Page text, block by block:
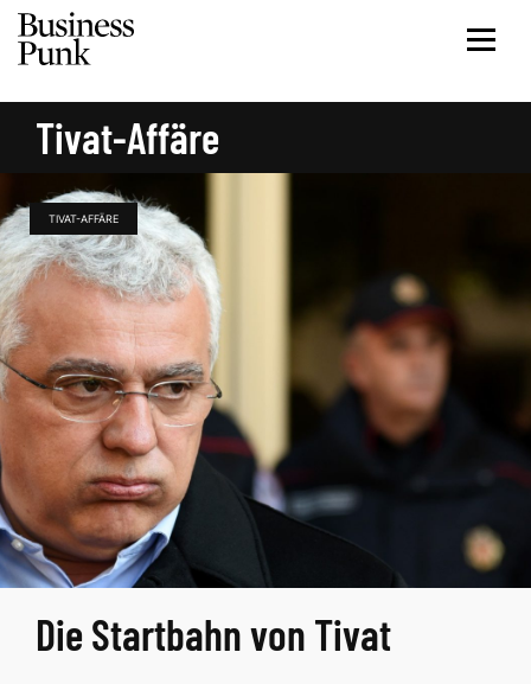
Tivat-Affäre
TIVAT-AFFÄRE
Die Startbahn von Tivat